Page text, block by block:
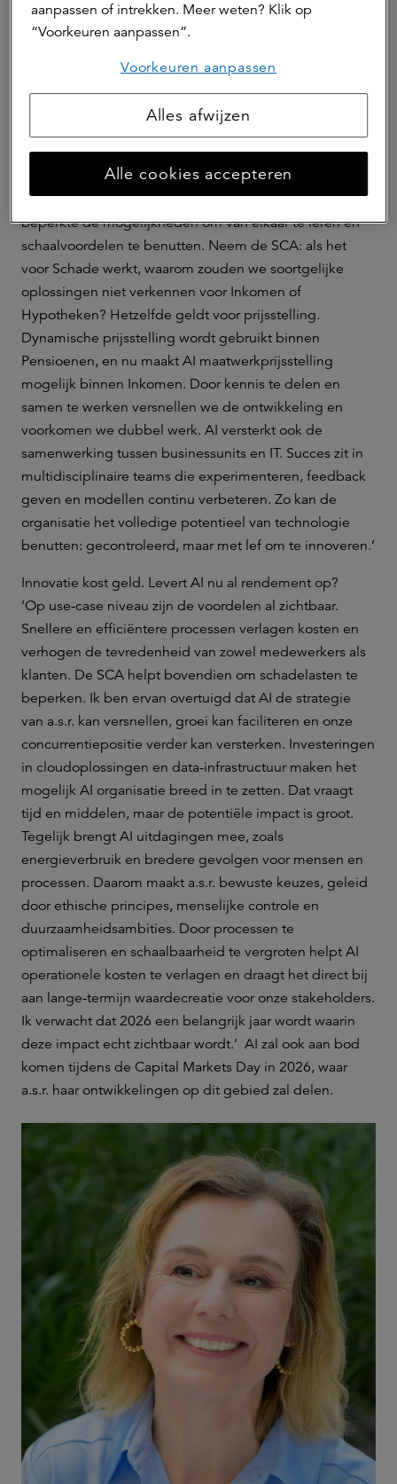
we de klantreis verbeteren via betere online proposities,
klantenservice. Er wordt gewerkt in multidisciplinaire
teams, waarbij samenwerking over productlijnen heen
centraal staat om met AI de strategie te versnellen.’
Kunt u dat verder toelichten?
‘Aanvankelijk had iedere businessunit haar eigen
aanpak op het gebied van AI. Begrijpelijk, maar het
beperkte de mogelijkheden om van elkaar te leren en
schaalvoordelen te benutten. Neem de SCA: als het
voor Schade werkt, waarom zouden we soortgelijke
oplossingen niet verkennen voor Inkomen of
Hypotheken? Hetzelfde geldt voor prijsstelling.
Dynamische prijsstelling wordt gebruikt binnen
Pensioenen, en nu maakt AI maatwerkprijsstelling
mogelijk binnen Inkomen. Door kennis te delen en
samen te werken versnellen we de ontwikkeling en
voorkomen we dubbel werk. AI versterkt ook de
samenwerking tussen businessunits en IT. Succes zit in
multidisciplinaire teams die experimenteren, feedback
geven en modellen continu verbeteren. Zo kan de
organisatie het volledige potentieel van technologie
benutten: gecontroleerd, maar met lef om te innoveren.’
Innovatie kost geld. Levert AI nu al rendement op?
‘Op use-case niveau zijn de voordelen al zichtbaar.
Snellere en efficiëntere processen verlagen kosten en
verhogen de tevredenheid van zowel medewerkers als
klanten. De SCA helpt bovendien om schadelasten te
beperken. Ik ben ervan overtuigd dat AI de strategie
van a.s.r. kan versnellen, groei kan faciliteren en onze
concurrentiepositie verder kan versterken. Investeringen
in cloudoplossingen en data-infrastructuur maken het
mogelijk AI organisatie breed in te zetten. Dat vraagt
tijd en middelen, maar de potentiële impact is groot.
Tegelijk brengt AI uitdagingen mee, zoals
energieverbruik en bredere gevolgen voor mensen en
processen. Daarom maakt a.s.r. bewuste keuzes, geleid
door ethische principes, menselijke controle en
duurzaamheidsambities. Door processen te
optimaliseren en schaalbaarheid te vergroten helpt AI
operationele kosten te verlagen en draagt het direct bij
aan lange-termijn waardecreatie voor onze stakeholders.
Ik verwacht dat 2026 een belangrijk jaar wordt waarin
deze impact echt zichtbaar wordt.’ AI zal ook aan bod
komen tijdens de Capital Markets Day in 2026, waar
a.s.r. haar ontwikkelingen op dit gebied zal delen.
aanpassen of intrekken. Meer weten? Klik op
“Voorkeuren aanpassen”.
Voorkeuren aanpassen
Alles afwijzen
Alle cookies accepteren